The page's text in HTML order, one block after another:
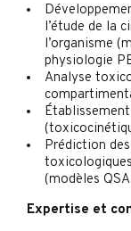
l’étude de la
l’organisme
physiologie
Analyse
Prédiction
(modèles
Expertise et